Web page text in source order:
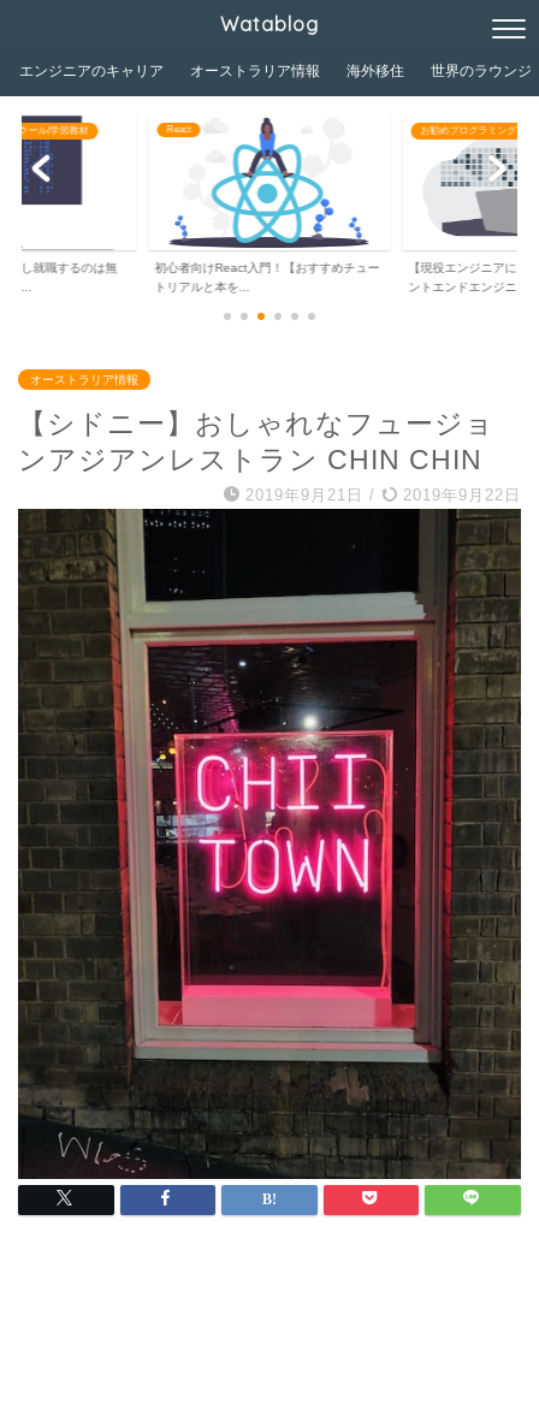
Watablog
エンジニアのキャリア オーストラリア情報 海外移住 世界のラウンジ
スクール/学習教材
学し就職するのは無
React
初心者向けReact入門！【おすすめチュー
トリアルと本を...
お勧めプログラミングスク
【現役エンジニアによ
ントエンドエンジニ...
オーストラリア情報
【シドニー】おしゃれなフュージョ
ンアジアンレストラン CHIN CHIN
2019年9月21日 / 2019年9月22日